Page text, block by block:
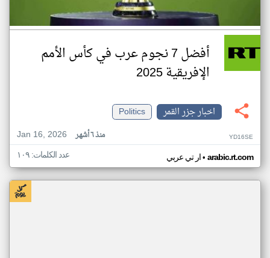
أفضل 7 نجوم عرب في كأس الأمم
الإفريقية 2025
اخبار جزر القمر
Politics
Jan 16, 2026
منذ ٦ أشهر YD16SE
ار تي عربي• arabic.rt.com عدد الكلمات: ١٠٩